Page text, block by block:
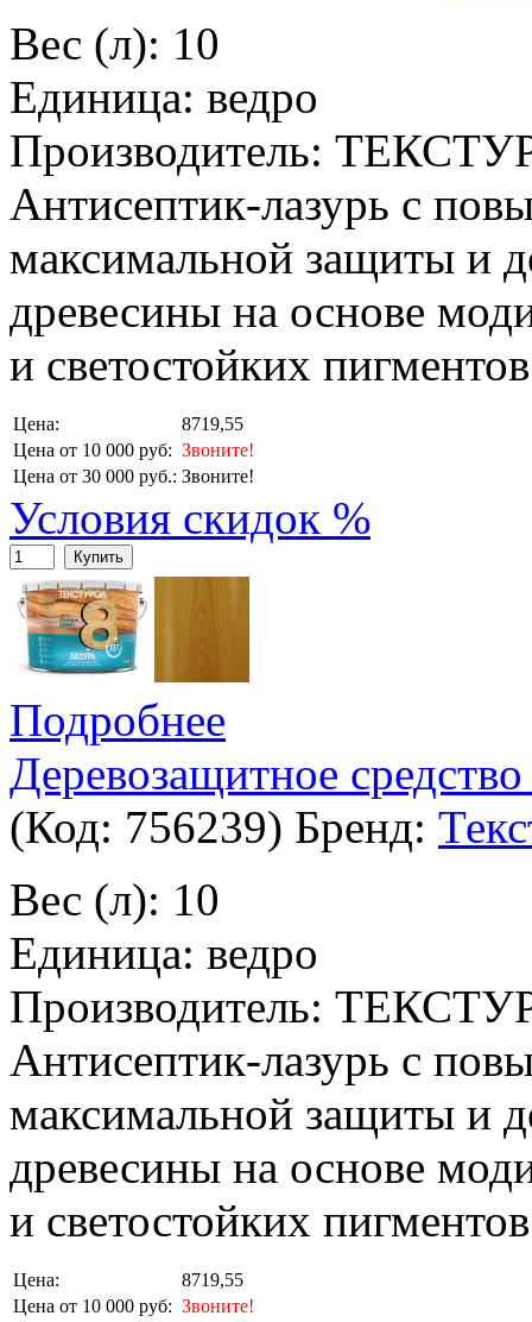
Вес (л): 10
Единица: ведро
Производитель:
Антисептик-лазурь с
максимальной защиты и
древесины на основе
и светостойких
Цена:
8719,55
Цена от 10 000 руб: Звоните!
Цена от 30 000 руб.: Звоните!
Условия скидок %
Купить
Подробнее
Деревозащитное
(Код: 756239) Бренд:
Вес (л): 10
Единица: ведро
Производитель:
Антисептик-лазурь с
максимальной защиты и
древесины на основе
и светостойких
Цена:
8719,55
Цена от 10 000 руб: Звоните!